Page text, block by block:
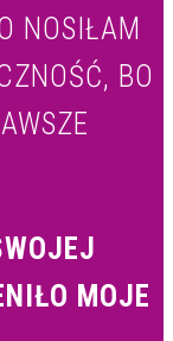
NOSIŁAM
BO
MOJE